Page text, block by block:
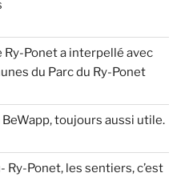
Ry-Ponet a interpellé avec
du Parc du Ry-Ponet
toujours aussi utile.
Ry-Ponet, les sentiers, c’est